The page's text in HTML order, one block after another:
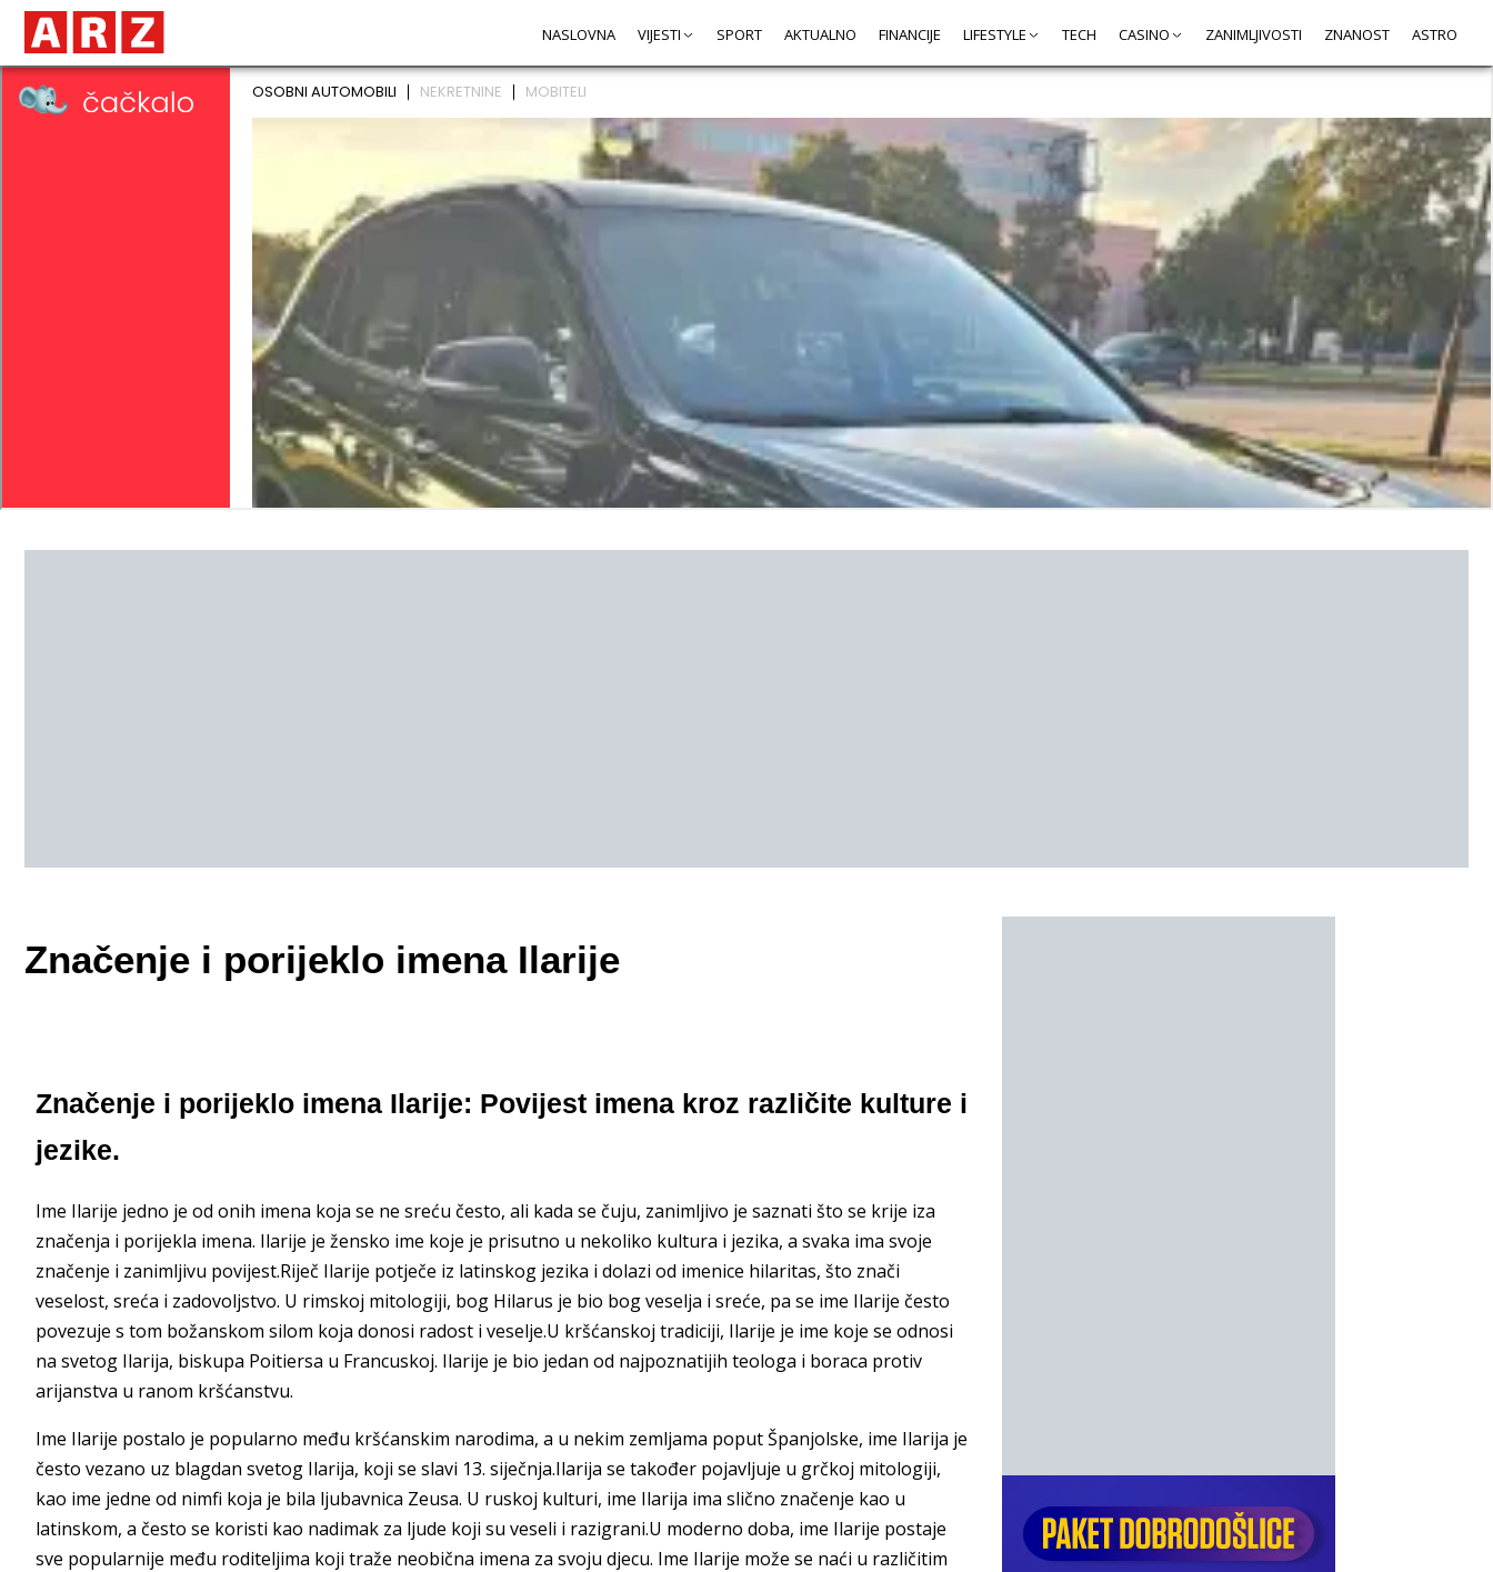
NASLOVNA VIJESTI SPORT AKTUALNO FINANCIJE LIFESTYLE TECH CASINO ZANIMLJIVOSTI ZNANOST ASTRO
Značenje i porijeklo imena Ilarije
Značenje i porijeklo imena Ilarije: Povijest imena kroz različite kulture i
jezike.
Ime Ilarije jedno je od onih imena koja se ne sreću često, ali kada se čuju, zanimljivo je saznati što se krije iza
značenja i porijekla imena. Ilarije je žensko ime koje je prisutno u nekoliko kultura i jezika, a svaka ima svoje
značenje i zanimljivu povijest.Riječ Ilarije potječe iz latinskog jezika i dolazi od imenice hilaritas, što znači
veselost, sreća i zadovoljstvo. U rimskoj mitologiji, bog Hilarus je bio bog veselja i sreće, pa se ime Ilarije često
povezuje s tom božanskom silom koja donosi radost i veselje.U kršćanskoj tradiciji, Ilarije je ime koje se odnosi
na svetog Ilarija, biskupa Poitiersa u Francuskoj. Ilarije je bio jedan od najpoznatijih teologa i boraca protiv
arijanstva u ranom kršćanstvu.
Ime Ilarije postalo je popularno među kršćanskim narodima, a u nekim zemljama poput Španjolske, ime Ilarija je
često vezano uz blagdan svetog Ilarija, koji se slavi 13. siječnja.Ilarija se također pojavljuje u grčkoj mitologiji,
kao ime jedne od nimfi koja je bila ljubavnica Zeusa. U ruskoj kulturi, ime Ilarija ima slično značenje kao u
latinskom, a često se koristi kao nadimak za ljude koji su veseli i razigrani.U moderno doba, ime Ilarije postaje
sve popularnije među roditeljima koji traže neobična imena za svoju djecu. Ime Ilarije može se naći u različitim